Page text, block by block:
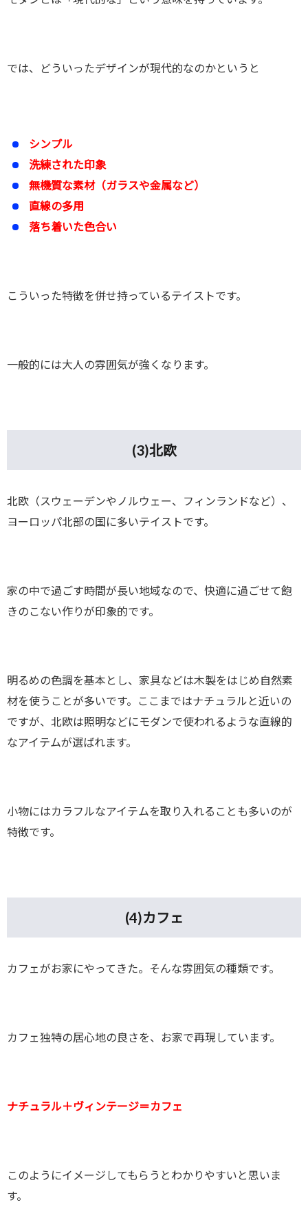
では、どういったデザインが現代的なのかというと
シンプル
洗練された印象
無機質な素材（ガラスや金属など）
直線の多用
落ち着いた色合い
こういった特徴を併せ持っているテイストです。
一般的には大人の雰囲気が強くなります。
(3)北欧
北欧（スウェーデンやノルウェー、フィンランドなど）、
ヨーロッパ北部の国に多いテイストです。
家の中で過ごす時間が長い地域なので、快適に過ごせて飽
きのこない作りが印象的です。
明るめの色調を基本とし、家具などは木製をはじめ自然素
材を使うことが多いです。ここまではナチュラルと近いの
ですが、北欧は照明などにモダンで使われるような直線的
なアイテムが選ばれます。
小物にはカラフルなアイテムを取り入れることも多いのが
特徴です。
(4)カフェ
カフェがお家にやってきた。そんな雰囲気の種類です。
カフェ独特の居心地の良さを、お家で再現しています。
ナチュラル＋ヴィンテージ＝カフェ
このようにイメージしてもらうとわかりやすいと思いま
す。